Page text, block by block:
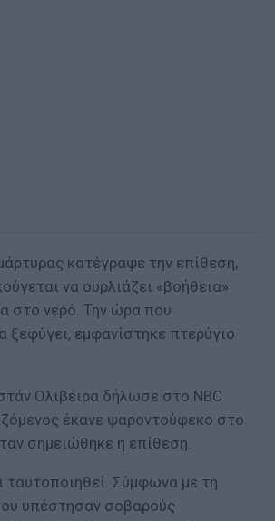
κατέγραψε την επίθεση,
να ουρλιάζει «βοήθεια»
στο νερό. Την ώρα που
εμφανίστηκε πτερύγιο
Ολιβέιρα δήλωσε στο NBC
έκανε ψαροντούφεκο στο
σημειώθηκε η επίθεση.
ταυτοποιηθεί. Σύμφωνα με τη
υπέστησαν σοβαρούς